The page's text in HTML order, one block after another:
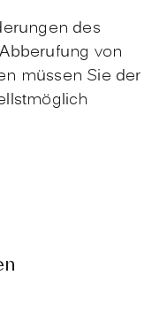
des
von
müssen Sie der